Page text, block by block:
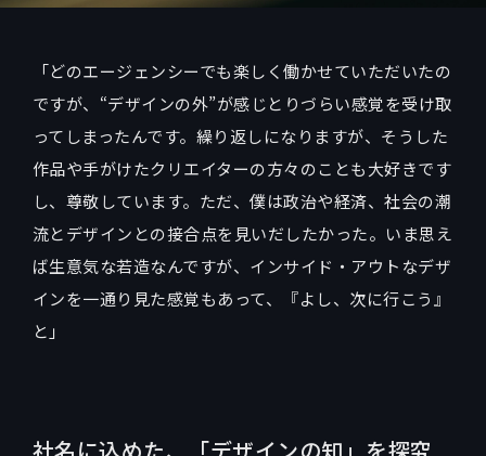
「どのエージェンシーでも楽しく働かせていただいたの
ですが、“デザインの外”が感じとりづらい感覚を受け取
ってしまったんです。繰り返しになりますが、そうした
作品や手がけたクリエイターの方々のことも大好きです
し、尊敬しています。ただ、僕は政治や経済、社会の潮
流とデザインとの接合点を見いだしたかった。いま思え
ば生意気な若造なんですが、インサイド・アウトなデザ
インを一通り見た感覚もあって、『よし、次に行こう』
と」